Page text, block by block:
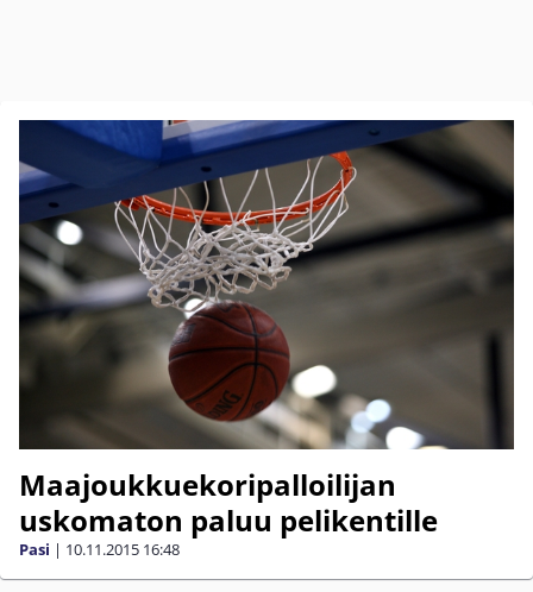
Maajoukkuekoripalloilijan
uskomaton paluu pelikentille
Pasi | 10.11.2015 16:48